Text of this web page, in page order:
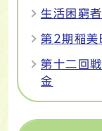
生活困窮
第2期稲美
第十二回
金